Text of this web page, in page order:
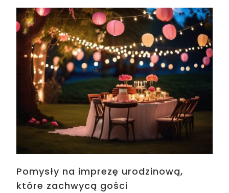
Pomysły na imprezę urodzinową,
które zachwycą gości